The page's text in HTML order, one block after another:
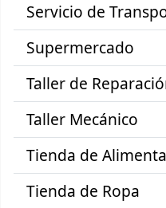
Servicio de
Supermercado
Taller de
Taller Mecánico
Tienda de
Tienda de Ropa